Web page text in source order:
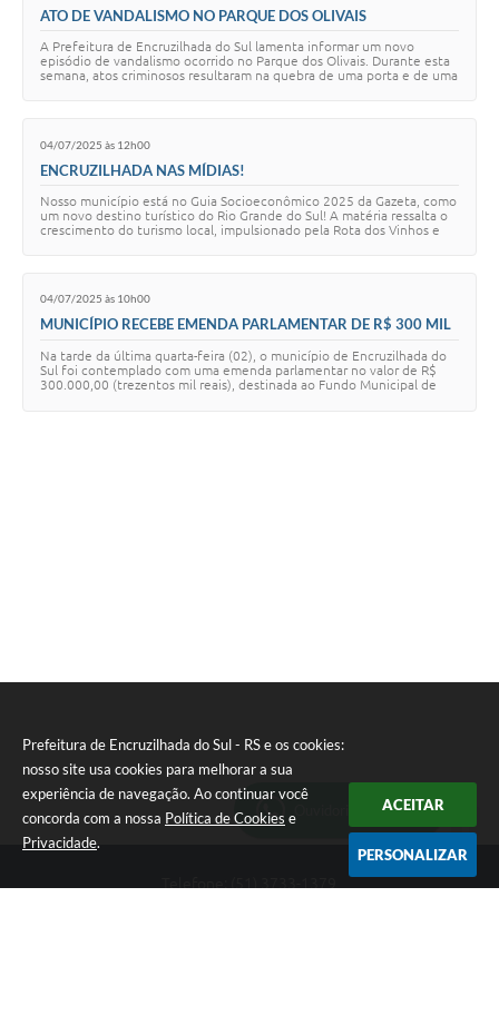
Prefeitura de Encruzilhada do Sul - RS e os cookies:
nosso site usa cookies para melhorar a sua
experiência de navegação. Ao continuar você
concorda com a nossa Política de Cookies e
Privacidade.
ACEITAR
PERSONALIZAR
ATO DE VANDALISMO NO PARQUE DOS OLIVAIS
A Prefeitura de Encruzilhada do Sul lamenta informar um novo
episódio de vandalismo ocorrido no Parque dos Olivais. Durante esta
semana, atos criminosos resultaram na quebra de uma porta e de uma
04/07/2025 às 12h00
ENCRUZILHADA NAS MÍDIAS!
Nosso município está no Guia Socioeconômico 2025 da Gazeta, como
um novo destino turístico do Rio Grande do Sul! A matéria ressalta o
crescimento do turismo local, impulsionado pela Rota dos Vinhos e
04/07/2025 às 10h00
MUNICÍPIO RECEBE EMENDA PARLAMENTAR DE R$ 300 MIL
Na tarde da última quarta-feira (02), o município de Encruzilhada do
Sul foi contemplado com uma emenda parlamentar no valor de R$
300.000,00 (trezentos mil reais), destinada ao Fundo Municipal de
Ouvidoria Municipal